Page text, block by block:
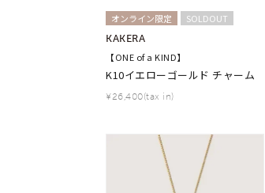
おすすめ順
オンライン限定 SOLDOUT
KAKERA
【ONE of a KIND】
K10イエローゴールド チャーム
¥26,400(tax in)